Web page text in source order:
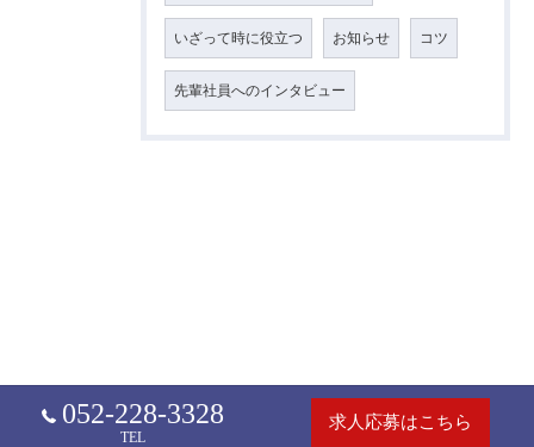
いざって時に役立つ お知らせ コツ
先輩社員へのインタビュー
052-228-3328
TEL
求人応募はこちら